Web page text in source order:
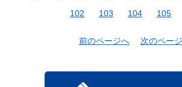
102
103 104 105
前のページへ 次のペー